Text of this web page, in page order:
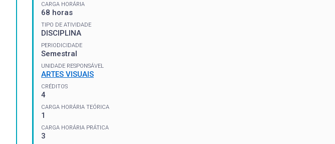
CARGA HORÁRIA
68 horas
TIPO DE ATIVIDADE
DISCIPLINA
PERIODICIDADE
Semestral
UNIDADE RESPONSÁVEL
ARTES VISUAIS
CRÉDITOS
4
CARGA HORÁRIA TEÓRICA
1
CARGA HORÁRIA PRÁTICA
3